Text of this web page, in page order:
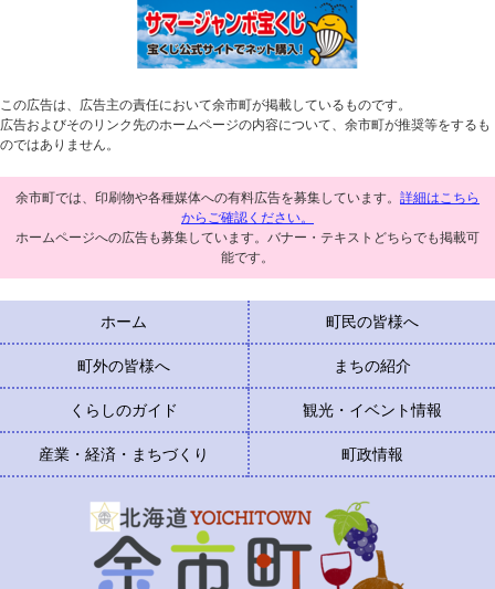
この広告は、広告主の責任において余市町が掲載しているものです。
広告およびそのリンク先のホームページの内容について、余市町が推奨等をするも
のではありません。
余市町では、印刷物や各種媒体への有料広告を募集しています。 詳細はこちら
からご確認ください。
ホームページへの広告も募集しています。バナー・テキストどちらでも掲載可
能です。
ホーム 町民の皆様へ
町外の皆様へ まちの紹介
くらしのガイド 観光・イベント情報
産業・経済・まちづくり 町政情報